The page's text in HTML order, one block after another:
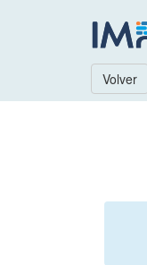
Volver